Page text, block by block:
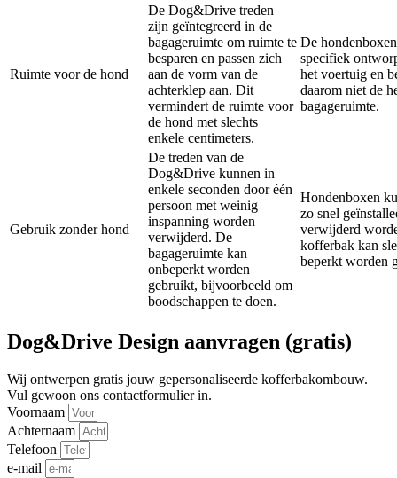
Ruimte voor de hond
De Dog&Drive treden
zijn geïntegreerd in de
bagageruimte om ruimte te
besparen en passen zich
aan de vorm van de
achterklep aan. Dit
vermindert de ruimte voor
de hond met slechts
enkele centimeters.
De
specifiek
het voertuig en
daarom niet de
bagageruimte.
Gebruik zonder hond
De treden van de
Dog&Drive kunnen in
enkele seconden door één
persoon met weinig
inspanning worden
verwijderd. De
bagageruimte kan
onbeperkt worden
gebruikt, bijvoorbeeld om
boodschappen te doen.
Hondenboxen
zo snel
verwijderd
kofferbak kan
beperkt worden
Dog&Drive Design aanvragen (gratis)
Wij ontwerpen gratis jouw gepersonaliseerde kofferbakombouw.
Vul gewoon ons contactformulier in.
Voornaam
Achternaam
Telefoon
e-mail